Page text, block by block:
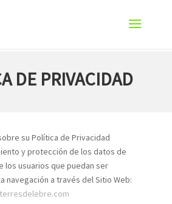
DE PRIVACIDAD
su Política de Privacidad
y protección de los datos de
los usuarios que puedan ser
navegación a través del Sitio Web: